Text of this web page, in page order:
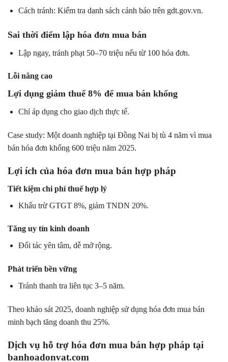
Cách tránh: Kiểm tra danh sách cảnh báo trên gdt.gov.vn.
Sai thời điểm lập hóa đơn mua bán
Lập ngay, tránh phạt 50–70 triệu nếu từ 100 hóa đơn.
Lỗi nâng cao
Lợi dụng giảm thuế 8% để mua bán khống
Chỉ áp dụng cho giao dịch thực tế.
Case study: Một doanh nghiệp tại Đồng Nai bị tù 4 năm vì mua
bán hóa đơn khống 600 triệu năm 2025.
Lợi ích của hóa đơn mua bán hợp pháp
Tiết kiệm chi phí thuế hợp lý
Khấu trừ GTGT 8%, giảm TNDN 20%.
Tăng uy tín kinh doanh
Đối tác yên tâm, dễ mở rộng.
Phát triển bền vững
Tránh thanh tra liên tục 3–5 năm.
Theo khảo sát 2025, doanh nghiệp sử dụng hóa đơn mua bán
minh bạch tăng doanh thu 25%.
Dịch vụ hỗ trợ hóa đơn mua bán hợp pháp tại
banhoadonvat.com